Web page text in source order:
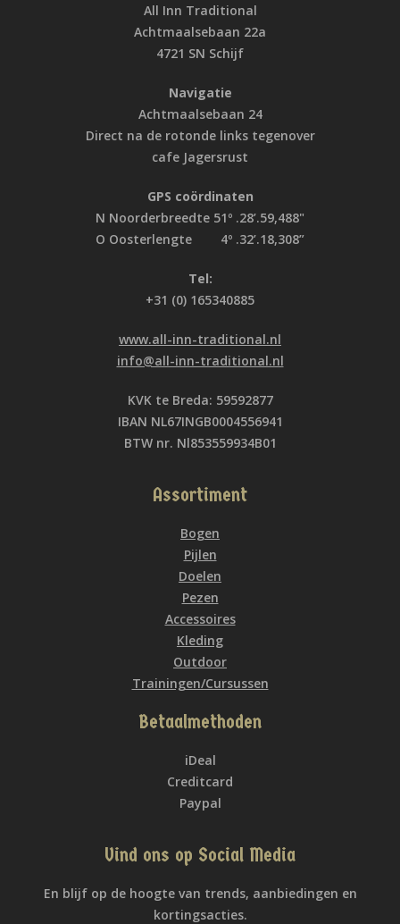
All Inn Traditional
Achtmaalsebaan 22a
4721 SN Schijf
Navigatie
Achtmaalsebaan 24
Direct na de rotonde links tegenover
cafe Jagersrust
GPS coördinaten
N Noorderbreedte 51º .28’.59,488"
O Oosterlengte 4º .32’.18,308”
Tel:
+31 (0) 165340885
www.all-inn-traditional.nl
info@all-inn-traditional.nl
KVK te Breda: 59592877
IBAN NL67INGB0004556941
BTW nr. Nl853559934B01
Assortiment
Bogen
Pijlen
Doelen
Pezen
Accessoires
Kleding
Outdoor
Trainingen/Cursussen
Betaalmethoden
iDeal
Creditcard
Paypal
Vind ons op Social Media
En blijf op de hoogte van trends, aanbiedingen en
kortingsacties.